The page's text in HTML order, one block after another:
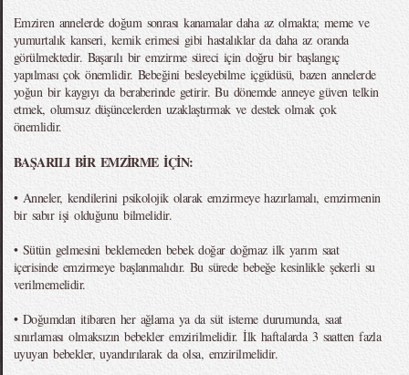
Emziren annelerde doğum sonrası kanamalar daha az olmakta; meme ve
yumurtalık kanseri, kemik erimesi gibi hastalıklar da daha az oranda
görülmektedir. Başarılı bir emzirme süreci için doğru bir başlangıç
yapılması çok önemlidir. Bebeğini besleyebilme içgüdüsü, bazen annelerde
yoğun bir kaygıyı da beraberinde getirir. Bu dönemde anneye güven telkin
etmek, olumsuz düşüncelerden uzaklaştırmak ve destek olmak çok
önemlidir.
BAŞARILI BİR EMZİRME İÇİN:
• Anneler, kendilerini psikolojik olarak emzirmeye hazırlamalı, emzirmenin
bir sabır işi olduğunu bilmelidir.
• Sütün gelmesini beklemeden bebek doğar doğmaz ilk yarım saat
içerisinde emzirmeye başlanmalıdır. Bu sürede bebeğe kesinlikle şekerli su
verilmemelidir.
• Doğumdan itibaren her ağlama ya da süt isteme durumunda, saat
sınırlaması olmaksızın bebekler emzirilmelidir. İlk haftalarda 3 saatten fazla
uyuyan bebekler, uyandırılarak da olsa, emzirilmelidir.